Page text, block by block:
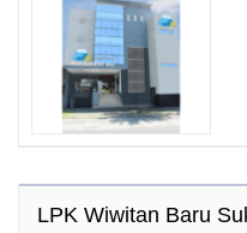
LPK Wiwitan Baru